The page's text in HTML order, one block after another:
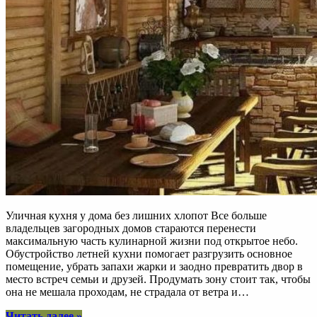
Уличная кухня у дома без лишних хлопот Все больше
владельцев загородных домов стараются перенести
максимальную часть кулинарной жизни под открытое небо.
Обустройство летней кухни помогает разгрузить основное
помещение, убрать запахи жарки и заодно превратить двор в
место встреч семьи и друзей. Продумать зону стоит так, чтобы
она не мешала проходам, не страдала от ветра и…